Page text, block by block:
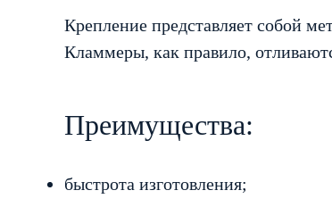
Крепление представляет собой
Кламмеры, как правило,
Преимущества:
быстрота изготовления;